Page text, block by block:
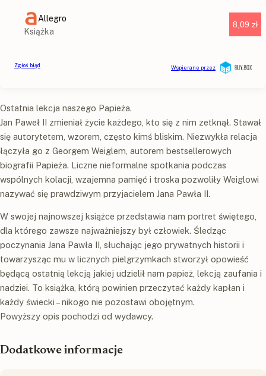
Ostatnia lekcja naszego Papieża.
Jan Paweł II zmieniał życie każdego, kto się z nim zetknął. Stawał
się autorytetem, wzorem, często kimś bliskim. Niezwykła relacja
łączyła go z Georgem Weiglem, autorem bestsellerowych
biografii Papieża. Liczne nieformalne spotkania podczas
wspólnych kolacji, wzajemna pamięć i troska pozwoliły Weiglowi
nazywać się prawdziwym przyjacielem Jana Pawła II.
W swojej najnowszej książce przedstawia nam portret świętego,
dla którego zawsze najważniejszy był człowiek. Śledząc
poczynania Jana Pawła II, słuchając jego prywatnych historii i
towarzysząc mu w licznych pielgrzymkach stworzył opowieść
będącą ostatnią lekcją jakiej udzielił nam papież, lekcją zaufania i
nadziei. To książka, którą powinien przeczytać każdy kapłan i
każdy świecki – nikogo nie pozostawi obojętnym.
Powyższy opis pochodzi od wydawcy.
Dodatkowe informacje